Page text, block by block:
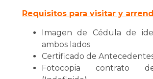
Requisitos para visitar y
Imagen de Cédula de
ambos lados
Certificado de
Fotocopia contrato